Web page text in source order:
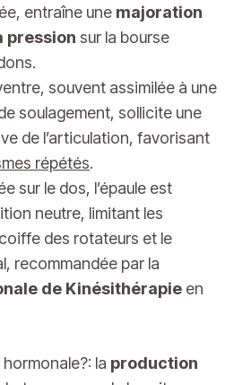
entraîne une majoration
pression sur la bourse
souvent assimilée à une
soulagement, sollicite une
de l’articulation, favorisant
répétés.
sur le dos, l’épaule est
neutre, limitant les
des rotateurs et le
recommandée par la
de Kinésithérapie en
hormonale?: la production